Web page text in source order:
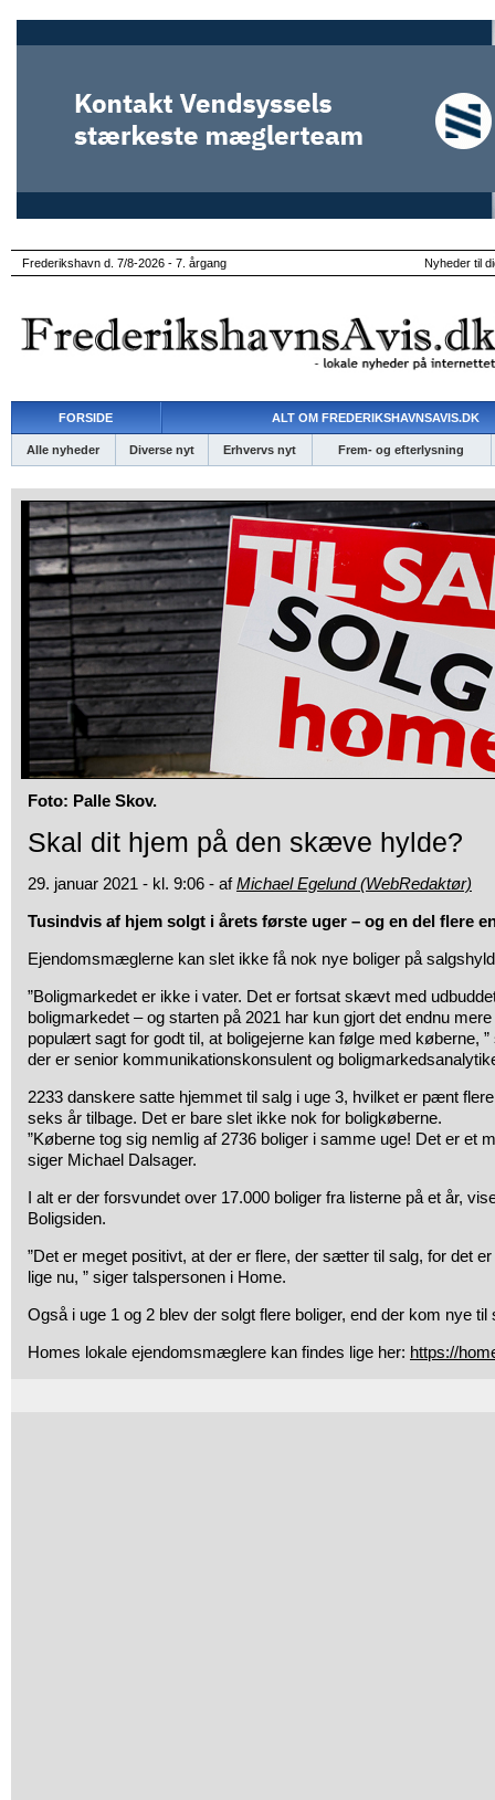
Frederikshavn d. 7/8-2026 - 7. årgang Nyheder til
FORSIDE ALT OM FREDERIKSHAVNSAVIS.DK
Alle nyheder Diverse nyt Erhvervs nyt Frem- og efterlysning
Foto: Palle Skov.
Skal dit hjem på den skæve hylde?
29. januar 2021 - kl. 9:06 - afMichael Egelund (WebRedaktør)
Tusindvis af hjem solgt i årets første uger – og en del flere
Ejendomsmæglerne kan slet ikke få nok nye boliger på
”Boligmarkedet er ikke i vater. Det er fortsat skævt med
boligmarkedet – og starten på 2021 har kun gjort det endnu
populært sagt for godt til, at boligejerne kan følge med køberne,
der er senior kommunikationskonsulent og
2233 danskere satte hjemmet til salg i uge 3, hvilket er pænt
seks år tilbage. Det er bare slet ikke nok for boligkøberne.
”Køberne tog sig nemlig af 2736 boliger i samme uge! Det er et
siger Michael Dalsager.
I alt er der forsvundet over 17.000 boliger fra listerne på et år,
Boligsiden.
”Det er meget positivt, at der er flere, der sætter til salg, for det
lige nu, ” siger talspersonen i Home.
Også i uge 1 og 2 blev der solgt flere boliger, end der kom nye til
Homes lokale ejendomsmæglere kan findes lige her: https://